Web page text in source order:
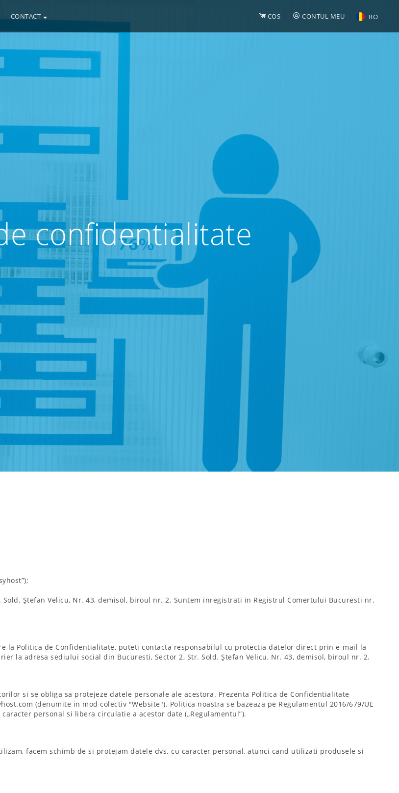
CONTACT COS CONTUL MEU RO
confidentialitate
Ştefan Velicu, Nr. 43, demisol, biroul nr. 2. Suntem inregistrati in Registrul Comertului Bucuresti nr.
la Politica de Confidentialitate, puteti contacta responsabilul cu protectia datelor direct prin e-mail la
la adresa sediului social din Bucuresti, Sector 2, Str. Sold. Ştefan Velicu, Nr. 43, demisol, biroul nr. 2.
si se obliga sa protejeze datele personale ale acestora. Prezenta Politica de Confidentialitate
(denumite in mod colectiv "Website"). Politica noastra se bazeaza pe Regulamentul 2016/679/UE
personal si libera circulatie a acestor date („Regulamentul”).
facem schimb de si protejam datele dvs. cu caracter personal, atunci cand utilizati produsele si